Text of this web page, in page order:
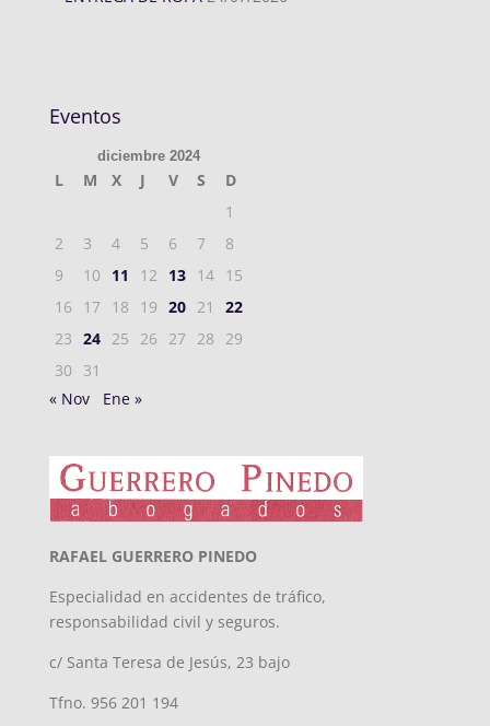
Eventos
diciembre 2024
L M X J V S
D
1
2
3 4 5 6 7
8
9
10 11 12 13 14 15
16
17 18 19 20 21
22
23 24 25 26 27 28
29
30
31
« Nov
Ene »
RAFAEL GUERRERO PINEDO
Especialidad en accidentes de tráfico,
responsabilidad civil y seguros.
c/ Santa Teresa de Jesús, 23 bajo
Tfno. 956 201 194